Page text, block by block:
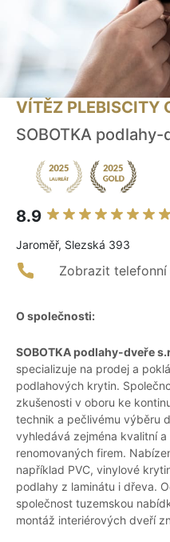
VÍTĚZ PLEBISCITY
SOBOTKA
8.9
Jaroměř, Slezská 393
Zobrazit telefonní
O společnosti:
SOBOTKA podlahy-dveře
specializuje na prodej a
podlahových krytin.
zkušenosti v oboru ke
technik a pečlivému výběru
vyhledává zejména kvalitní
renomovaných firem.
například PVC, vinylové
podlahy z laminátu i dřeva.
společnost tuzemskou
montáž interiérových dveří